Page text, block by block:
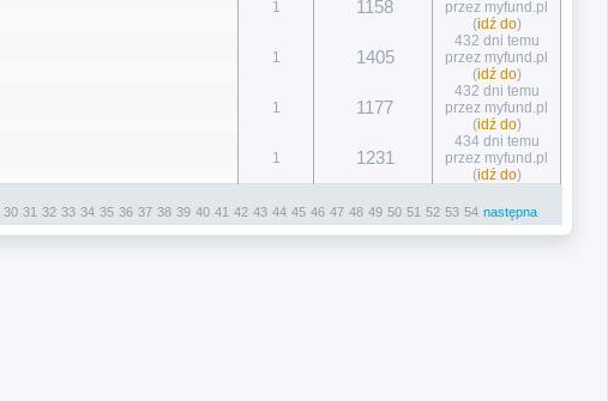
1 1158
przez myfund.pl
(idź do)
1 1405
432 dni temu
przez myfund.pl
(idź do)
1 1177
432 dni temu
przez myfund.pl
(idź do)
1 1231
434 dni temu
przez myfund.pl
(idź do)
30 31 32 33 34 35 36 37 38 39 40 41 42 43 44 45 46 47 48 49 50 51 52 53 54 następna